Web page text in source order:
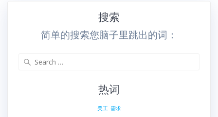
搜索
简单的搜索您脑子里跳出的词：
热词
美工 需求